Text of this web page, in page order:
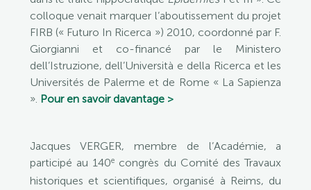
colloque venait marquer l’aboutissement du projet
FIRB (« Futuro In Ricerca ») 2010, coordonné par F.
Giorgianni et co-financé par le Ministero
dell’Istruzione, dell’Università e della Ricerca et les
Universités de Palerme et de Rome « La Sapienza
». Pour en savoir davantage >
Jacques VERGER, membre de l’Académie, a
participé au 140e congrès du Comité des Travaux
historiques et scientifiques, organisé à Reims, du